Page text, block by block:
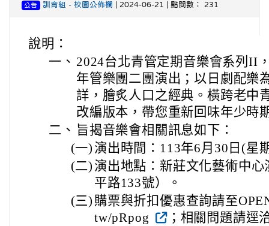
公告 訓育組 - 校園公佈欄 | 2024-06-21 | 點閱數： 231
說明：
一、 2024台北青管定期音樂會系列II
年管樂團二團演出；以日劇配樂
詳，膾炙人口之經典。橫跨老中
改編版本，帶您重新回味年少時
二、 旨揭音樂會相關訊息如下：
(一) 演出時間：113年6月30日(星
(二) 演出地點：新莊文化藝術中
平路133號）。
(三) 購票與折扣優惠查詢請至
tw/pRpog
；相關問題請逕